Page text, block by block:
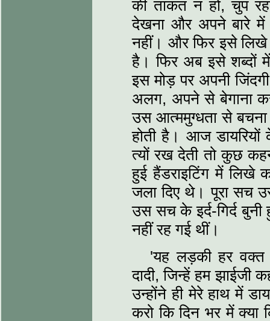
की ताकत न हो, चुप
देखना और अपने बारे में
नहीं। और फिर इसे लिखे
है। फिर अब इसे शब्दों
इस मोड़ पर अपनी
अलग, अपने से बेगाना
उस आत्ममुग्धता से बचना
होती है। आज डायरियों
त्यों रख देती तो कुछ
हुई हैंडराइटिंग में लिखे
जला दिए थे। पूरा सच
उस सच के इर्द-गिर्द
नहीं रह गई थीं।
'यह लड़की हर वक्त
दादी, जिन्हें हम झाईजी
उन्होंने ही मेरे हाथ में
करो कि दिन भर में